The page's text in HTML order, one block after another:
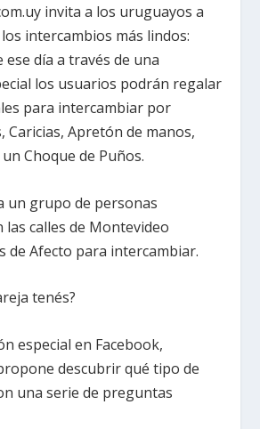
invita a los uruguayos a
intercambios más lindos:
día a través de una
los usuarios podrán regalar
para intercambiar por
Caricias, Apretón de manos,
Choque de Puños.
un grupo de personas
calles de Montevideo
de Afecto para intercambiar.
tenés?
especial en Facebook,
descubrir qué tipo de
una serie de preguntas